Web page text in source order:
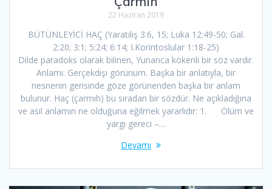
22 Haziran 2019
BÜTÜNLEYİCİ HAÇ (Yaratılış 3:6, 15; Luka 12:49-50; Gal.
2:20; 3:1; 5:24; 6:14; I.Korintoslular 1:18-25)
Dilde paradoks olarak bilinen, Yunanca kökenli bir söz vardır.
Anlamı: Gerçekdışı görünüm. Başka bir anlatıyla, bir
nesnenin gerisinde göze görünenden başka bir anlam
bulunur. Haç (çarmıh) bu sıradan bir sözdür. Ne açıkladığına
ve asıl anlamın ne olduğuna eğilmek yararlıdır: 1. Ölüm ve
yargı gereci –…
Devamı